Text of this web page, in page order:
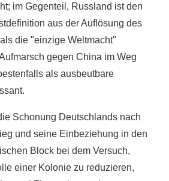
im Gegenteil, Russland ist den
aus der Auflösung des
die "einzige Weltmacht"
gegen China im Weg
als ausbeutbare
Schonung Deutschlands nach
und seine Einbeziehung in den
Block bei dem Versuch,
einer Kolonie zu reduzieren,